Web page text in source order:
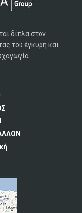
δίπλα στον
του έγκυρη και